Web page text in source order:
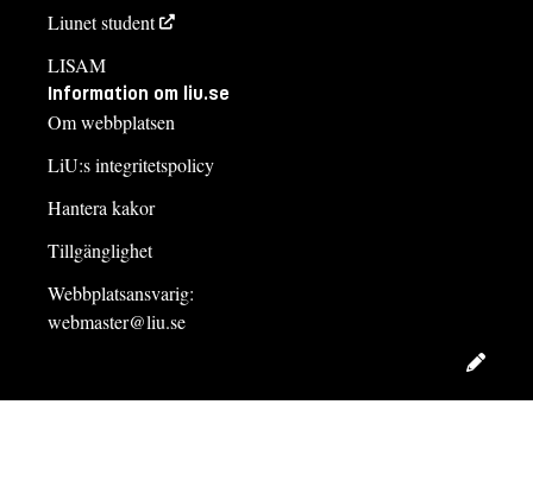
Liunet student
LISAM
Information om liu.se
Om webbplatsen
LiU:s integritetspolicy
Hantera kakor
Tillgänglighet
Webbplatsansvarig:
webmaster@liu.se